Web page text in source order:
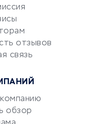
отзывов
связь
обзор